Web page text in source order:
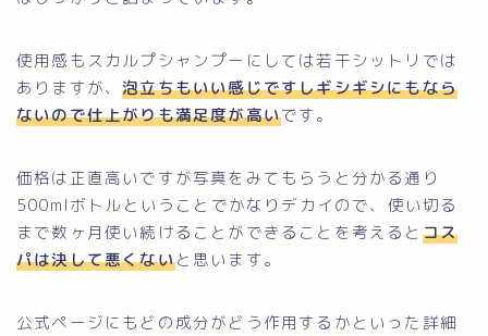
使用感もスカルプシャンプーにしては若干シットリでは
ありますが、泡立ちもいい感じですしギシギシにもなら
ないので仕上がりも満足度が高いです。
価格は正直高いですが写真をみてもらうと分かる通り
500mlボトルということでかなりデカイので、使い切る
まで数ヶ月使い続けることができることを考えると コス
パは決して悪くないと思います。
公式ページにもどの成分がどう作用するかといった詳細